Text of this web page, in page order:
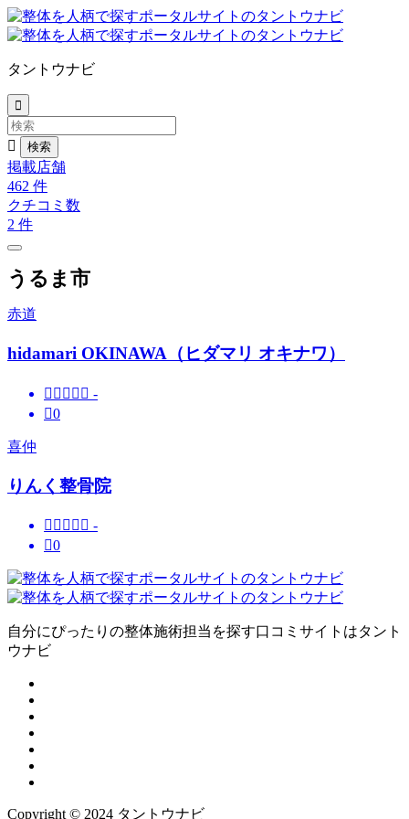
タントウナビ


掲載店舗
462 件
クチコミ数
2 件
うるま市
赤道
hidamari OKINAWA（ヒダマリ オキナワ）
     -
0
喜仲
りんく整骨院
     -
0
自分にぴったりの整体施術担当を探す口コミサイトはタント
ウナビ
Copyright © 2024 タントウナビ